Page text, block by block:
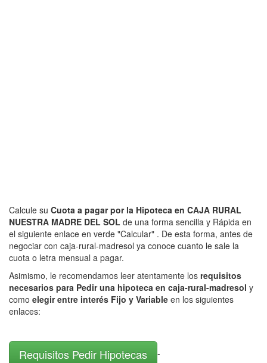
Calcule su Cuota a pagar por la Hipoteca en CAJA RURAL
NUESTRA MADRE DEL SOL de una forma sencilla y Rápida en
el siguiente enlace en verde "Calcular" . De esta forma, antes de
negociar con caja-rural-madresol ya conoce cuanto le sale la
cuota o letra mensual a pagar.
Asimismo, le recomendamos leer atentamente los requisitos
necesarios para Pedir una hipoteca en caja-rural-madresol y
como elegir entre interés Fijo y Variable en los siguientes
enlaces:
Requisitos Pedir Hipotecas -